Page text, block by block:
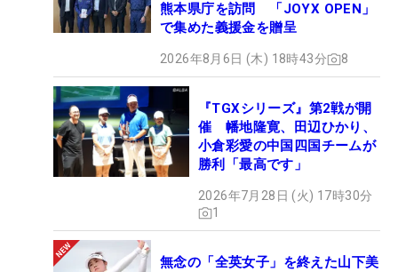
熊本県庁を訪問 「JOYX OPEN」
で集めた義援金を贈呈
2026年8月6日 (木) 18時43分 8
『TGXシリーズ』第2戦が開
催 幡地隆寛、田辺ひかり、
小倉彩愛の中国四国チームが
勝利「最高です」
2026年7月28日 (火) 17時30分
1
無念の「全英女子」を終えた山下美